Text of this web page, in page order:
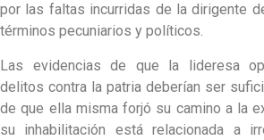
por las faltas incurridas de la dirigente
términos pecuniarios y políticos.
Las evidencias de que la lideresa
delitos contra la patria deberían ser
de que ella misma forjó su camino a la
su inhabilitación está relacionada a